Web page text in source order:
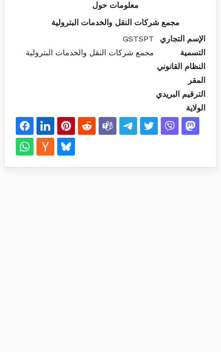
معلومات حول
مجمع شركات النقل والخدمات البترولية
الإسم التجاري
GSTSPT
التسمية
مجمع شركات النقل والخدمات البترولية
النظام القانوني
المقر
الترقيم البريدي
الولاية